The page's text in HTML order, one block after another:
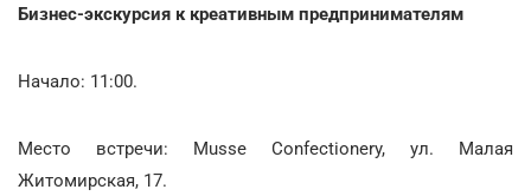
Бизнес-экскурсия к креативным предпринимателям
Начало: 11:00.
Место встречи: Musse Confectionery, ул. Малая
Житомирская, 17.